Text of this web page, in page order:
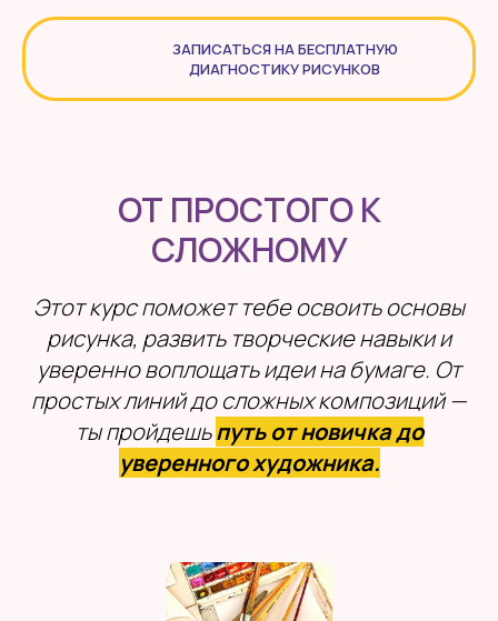
ЗАПИСАТЬСЯ НА БЕСПЛАТНУЮ
ДИАГНОСТИКУ РИСУНКОВ
ОТ ПРОСТОГО К
СЛОЖНОМУ
Этот курс поможет тебе освоить основы
рисунка, развить творческие навыки и
уверенно воплощать идеи на бумаге. От
простых линий до сложных композиций —
ты пройдешьпуть от новичка до
уверенного художника.